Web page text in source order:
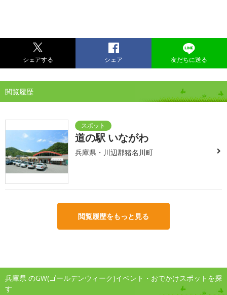
シェアする シェア 友だちに送る
閲覧履歴
道の駅 いながわ
兵庫県・川辺郡猪名川町
閲覧履歴をもっと見る
兵庫県 のGW(ゴールデンウィーク)イベント・おでかけスポットを探
す